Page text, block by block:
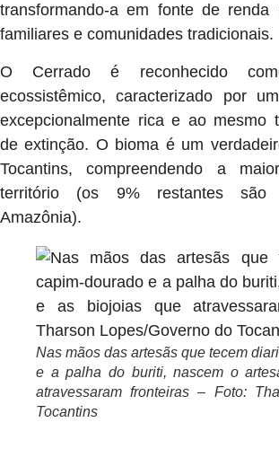
transformando-a em fonte de renda
familiares e comunidades tradicionais.
O Cerrado é reconhecido
ecossistêmico, caracterizado por
excepcionalmente rica e ao mesmo
de extinção. O bioma é um
Tocantins, compreendendo a
território (os 9% restantes são
Amazônia).
Nas mãos das artesãs que tecem
e a palha do buriti, nascem o
atravessaram fronteiras – Foto:
Tocantins